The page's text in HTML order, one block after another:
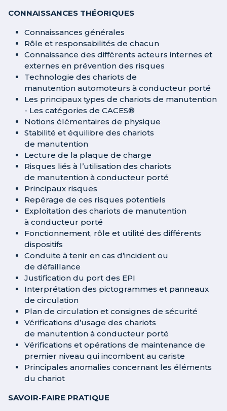
CONNAISSANCES THÉORIQUES
Connaissances générales
Rôle et responsabilités de chacun
Connaissance des différents acteurs internes et
externes en prévention des risques
Technologie des chariots de
manutention automoteurs à conducteur porté
Les principaux types de chariots de manutention
- Les catégories de CACES®
Notions élémentaires de physique
Stabilité et équilibre des chariots
de manutention
Lecture de la plaque de charge
Risques liés à l’utilisation des chariots
de manutention à conducteur porté
Principaux risques
Repérage de ces risques potentiels
Exploitation des chariots de manutention
à conducteur porté
Fonctionnement, rôle et utilité des différents
dispositifs
Conduite à tenir en cas d’incident ou
de défaillance
Justification du port des EPI
Interprétation des pictogrammes et panneaux
de circulation
Plan de circulation et consignes de sécurité
Vérifications d’usage des chariots
de manutention à conducteur porté
Vérifications et opérations de maintenance de
premier niveau qui incombent au cariste
Principales anomalies concernant les éléments
du chariot
SAVOIR-FAIRE PRATIQUE